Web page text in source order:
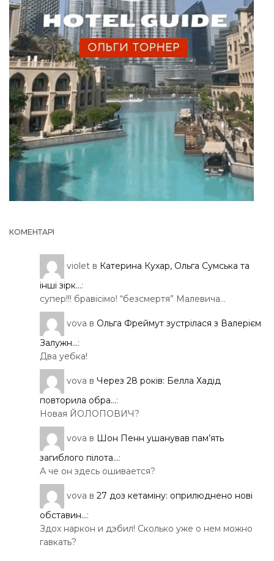
КОМЕНТАРІ
violet в Катерина Кухар, Ольга Сумська та
інші зірк...:
супер!!! бравісімо! “безсмертя” Малевича…
vova в Ольга Фреймут зустрілася з Валерієм
Залужн...:
Два уебка!
vova в Через 28 років: Белла Хадід
повторила обра...:
Новая ЙОЛОПОВИЧ?
vova в Шон Пенн ушанував пам’ять
загиблого пілота...:
А че он здесь ошивается?
vova в 27 доз кетаміну: оприлюднено нові
обставин...:
Здох наркон и дэбил! Сколько уже о нем можно
гавкать?